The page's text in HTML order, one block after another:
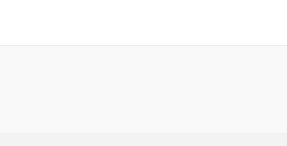
Купить в 1 клик К сравнению